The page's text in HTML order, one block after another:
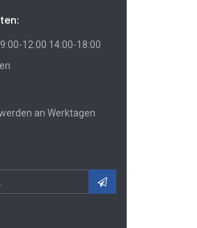
12:00 14:00-18:00
an Werktagen